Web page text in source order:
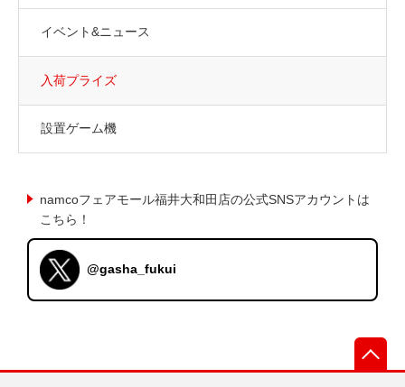
イベント&ニュース
入荷プライズ
設置ゲーム機
namcoフェアモール福井大和田店の公式SNSアカウントは
こちら！
@gasha_fukui